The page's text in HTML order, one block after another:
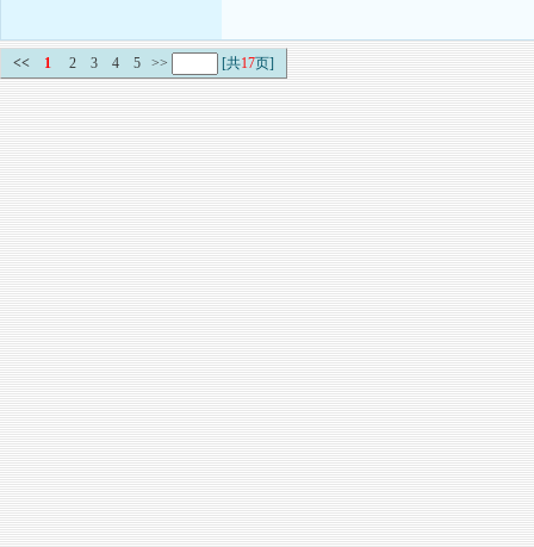
<< 1 2 3 4 5 >> [共17页]